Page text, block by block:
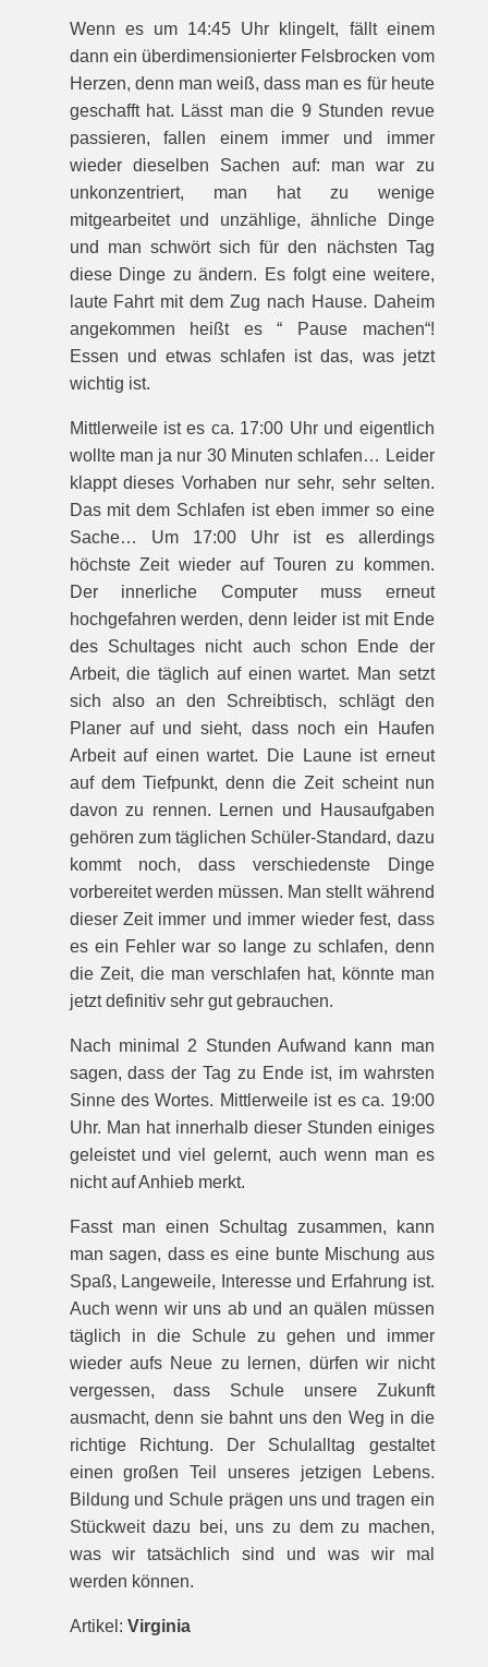
Wenn es um 14:45 Uhr klingelt, fällt einem
dann ein überdimensionierter Felsbrocken vom
Herzen, denn man weiß, dass man es für heute
geschafft hat. Lässt man die 9 Stunden revue
passieren, fallen einem immer und immer
wieder dieselben Sachen auf: man war zu
unkonzentriert, man hat zu wenige
mitgearbeitet und unzählige, ähnliche Dinge
und man schwört sich für den nächsten Tag
diese Dinge zu ändern. Es folgt eine weitere,
laute Fahrt mit dem Zug nach Hause. Daheim
angekommen heißt es “ Pause machen“!
Essen und etwas schlafen ist das, was jetzt
wichtig ist.
Mittlerweile ist es ca. 17:00 Uhr und eigentlich
wollte man ja nur 30 Minuten schlafen… Leider
klappt dieses Vorhaben nur sehr, sehr selten.
Das mit dem Schlafen ist eben immer so eine
Sache… Um 17:00 Uhr ist es allerdings
höchste Zeit wieder auf Touren zu kommen.
Der innerliche Computer muss erneut
hochgefahren werden, denn leider ist mit Ende
des Schultages nicht auch schon Ende der
Arbeit, die täglich auf einen wartet. Man setzt
sich also an den Schreibtisch, schlägt den
Planer auf und sieht, dass noch ein Haufen
Arbeit auf einen wartet. Die Laune ist erneut
auf dem Tiefpunkt, denn die Zeit scheint nun
davon zu rennen. Lernen und Hausaufgaben
gehören zum täglichen Schüler-Standard, dazu
kommt noch, dass verschiedenste Dinge
vorbereitet werden müssen. Man stellt während
dieser Zeit immer und immer wieder fest, dass
es ein Fehler war so lange zu schlafen, denn
die Zeit, die man verschlafen hat, könnte man
jetzt definitiv sehr gut gebrauchen.
Nach minimal 2 Stunden Aufwand kann man
sagen, dass der Tag zu Ende ist, im wahrsten
Sinne des Wortes. Mittlerweile ist es ca. 19:00
Uhr. Man hat innerhalb dieser Stunden einiges
geleistet und viel gelernt, auch wenn man es
nicht auf Anhieb merkt.
Fasst man einen Schultag zusammen, kann
man sagen, dass es eine bunte Mischung aus
Spaß, Langeweile, Interesse und Erfahrung ist.
Auch wenn wir uns ab und an quälen müssen
täglich in die Schule zu gehen und immer
wieder aufs Neue zu lernen, dürfen wir nicht
vergessen, dass Schule unsere Zukunft
ausmacht, denn sie bahnt uns den Weg in die
richtige Richtung. Der Schulalltag gestaltet
einen großen Teil unseres jetzigen Lebens.
Bildung und Schule prägen uns und tragen ein
Stückweit dazu bei, uns zu dem zu machen,
was wir tatsächlich sind und was wir mal
werden können.
Artikel: Virginia